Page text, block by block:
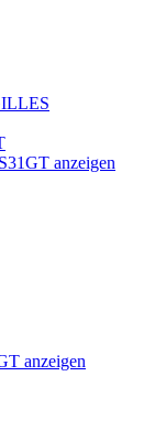
anzeigen
anzeigen